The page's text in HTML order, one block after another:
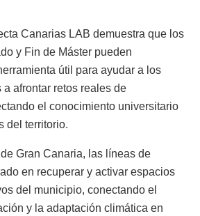
Canarias LAB demuestra que los
y Fin de Máster pueden
útil para ayudar a los
afrontar retos reales de
el conocimiento universitario
del territorio.
Gran Canaria, las líneas de
en recuperar y activar espacios
del municipio, conectando el
y la adaptación climática en